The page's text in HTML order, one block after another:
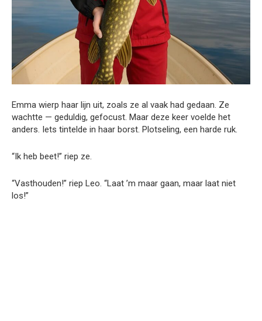
Emma wierp haar lijn uit, zoals ze al vaak had gedaan. Ze
wachtte — geduldig, gefocust. Maar deze keer voelde het
anders. Iets tintelde in haar borst. Plotseling, een harde ruk.
“Ik heb beet!” riep ze.
“Vasthouden!” riep Leo. “Laat ’m maar gaan, maar laat niet
los!”